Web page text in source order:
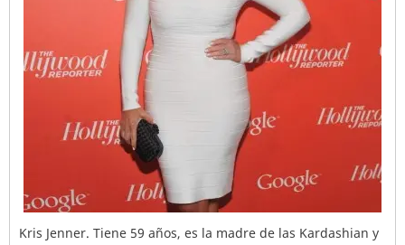
Kris Jenner. Tiene 59 años, es la madre de las Kardashian y